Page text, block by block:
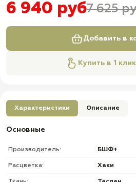
6 940 руб7 625
Добавить в
Купить в 1 клик
Характеристики Описание
Основные
Производитель: БШФ+
Расцветка: Хаки